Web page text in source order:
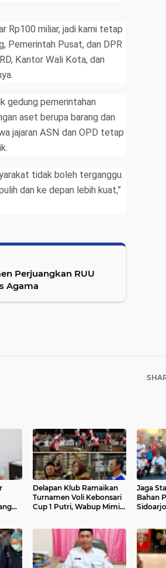
Rp100 miliar, jadi kami tetap
Pemerintah Pusat, dan DPR
Kantor Wali Kota, dan
gedung pemerintahan
aset berupa barang dan
jajaran ASN dan OPD tetap
tidak boleh terganggu.
dan ke depan lebih kuat,”
Perjuangkan RUU
Agama
Delapan Klub Ramaikan
Turnamen Voli Kebonsari
Cup 1 Putri, Wabup Mimik
Jaga
Bahan